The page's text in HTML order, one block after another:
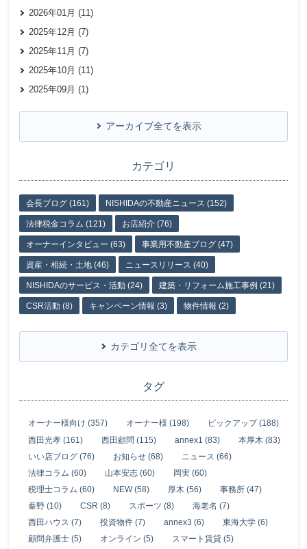
2026年01月 (11)
2025年12月 (7)
2025年11月 (7)
2025年10月 (11)
2025年09月 (1)
アーカイブ全てを表示
カテゴリ
会長ブログ (161) NISHIDAの不動産ニュース (152)
法律税金コラム (121) お店紹介 (76)
オーナーインタビュー (63) 事業用不動産ブログ (47)
資産・相続・土地 (46) ニュースリリース (40)
NISHIDAのサービス・活動 (24) 建築・リフォーム施工事例 (21)
CSR活動 (8) キャンペーン情報 (3) 物件情報 (2)
カテゴリ全てを表示
タグ
オーナー様向け (357) オーナー様 (198)
ピックアップ (188)
西田光孝 (161)
西田顧問 (115) annex1 (83)
本厚木 (83)
いい店ブログ (76)
お知らせ (68)
ニュース (66)
法律コラム (60)
山本安志 (60)
岡実 (60)
税理士コラム (60)
NEW (58) 厚木 (56)
事務所 (47)
秦野 (10)
CSR (8) スポーツ (8)
海老名 (7)
西田ハウス (7)
投資物件 (7) annex3 (6)
東海大学 (6)
顧問弁護士 (5)
オンライン (5)
スマート賃貸 (5)